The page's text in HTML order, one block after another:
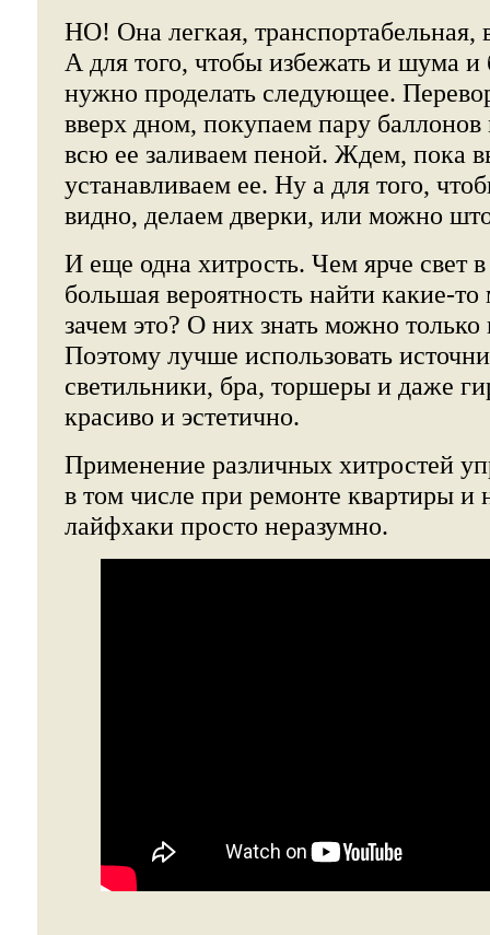
НО! Она легкая, транспортабельная,
А для того, чтобы избежать и шума и
нужно проделать следующее.
вверх дном, покупаем пару
всю ее заливаем пеной. Ждем, пока
устанавливаем ее. Ну а для того,
видно, делаем дверки, или можно
И еще одна хитрость. Чем ярче свет
большая вероятность найти какие-
зачем это? О них знать можно
Поэтому лучше использовать
светильники, бра, торшеры и даже
красиво и эстетично.
Применение различных хитростей
в том числе при ремонте квартиры и
лайфхаки просто неразумно.